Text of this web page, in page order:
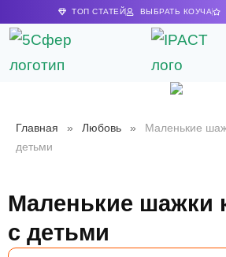
ТОП СТАТЕЙ ВЫБРАТЬ КОУЧА
Главная » Любовь »
Маленькие
детьми
Маленькие шажки
с детьми